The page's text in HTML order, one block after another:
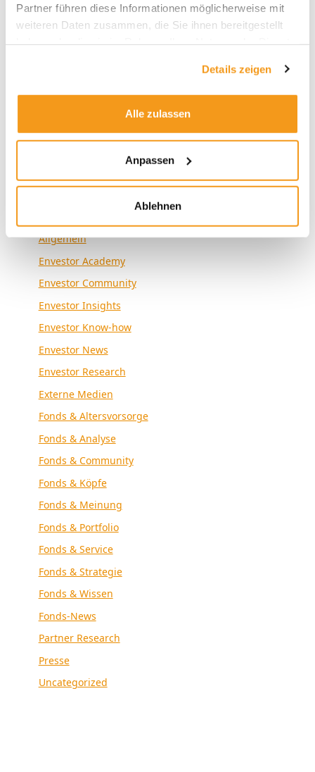
Partner führen diese Informationen möglicherweise mit
weiteren Daten zusammen, die Sie ihnen bereitgestellt
Details zeigen
Alle zulassen
Anpassen
Ablehnen
2023
2022
2019
1970
Allgemein
Envestor Academy
Envestor Community
Envestor Insights
Envestor Know-how
Envestor News
Envestor Research
Externe Medien
Fonds & Altersvorsorge
Fonds & Analyse
Fonds & Community
Fonds & Köpfe
Fonds & Meinung
Fonds & Portfolio
Fonds & Service
Fonds & Strategie
Fonds & Wissen
Fonds-News
Partner Research
Presse
Uncategorized